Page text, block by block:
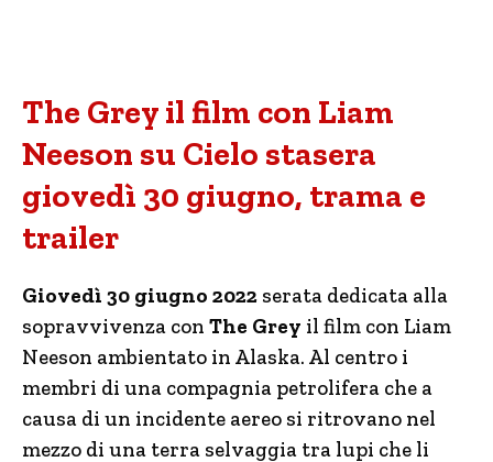
The Grey il film con Liam
Neeson su Cielo stasera
giovedì 30 giugno, trama e
trailer
Giovedì 30 giugno 2022 serata dedicata alla
sopravvivenza con The Grey il film con Liam
Neeson ambientato in Alaska. Al centro i
membri di una compagnia petrolifera che a
causa di un incidente aereo si ritrovano nel
mezzo di una terra selvaggia tra lupi che li